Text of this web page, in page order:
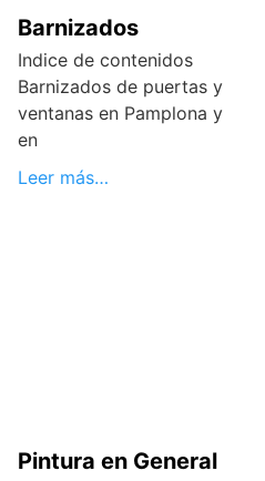
Barnizados
Indice de contenidos
Barnizados de puertas y
ventanas en Pamplona y
en
Leer más…
Pintura en General